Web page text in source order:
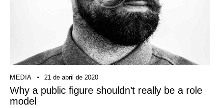
MEDIA 21 de abril de 2020
Why a public figure shouldn’t really be a role
model